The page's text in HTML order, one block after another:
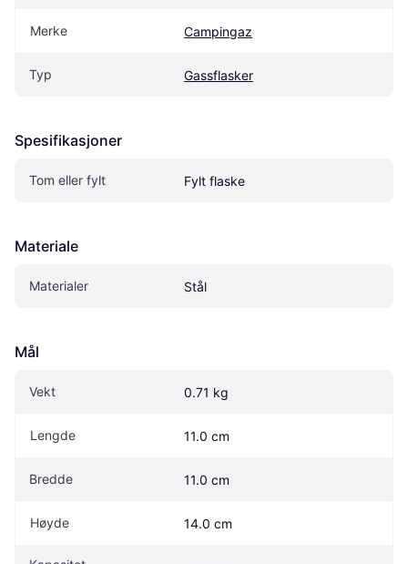
Merke Campingaz
Typ Gassflasker
Spesifikasjoner
Tom eller fylt Fylt flaske
Materiale
Materialer Stål
Mål
Vekt 0.71 kg
Lengde 11.0 cm
Bredde 11.0 cm
Høyde 14.0 cm